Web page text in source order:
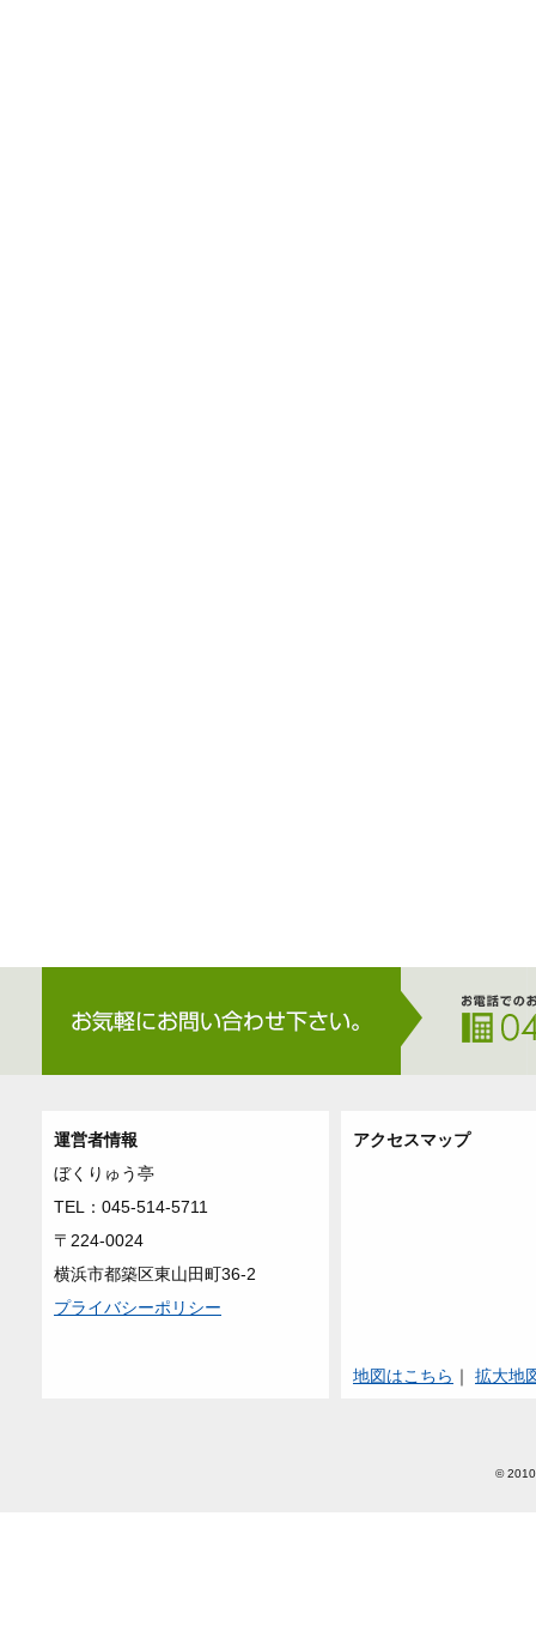
運営者情報
ぼくりゅう亭
TEL：045-514-5711
〒224-0024
横浜市都築区東山田町36-2
プライバシーポリシー
アクセスマップ
地図はこちら ｜ 拡大地
©